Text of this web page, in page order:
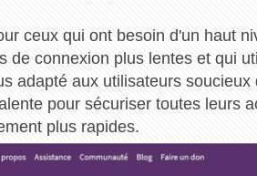
ceux qui ont besoin d'un haut
de connexion plus lentes et qui
adapté aux utilisateurs
pour sécuriser toutes leurs
plus rapides.